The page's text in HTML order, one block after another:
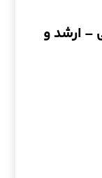
– ارشد و